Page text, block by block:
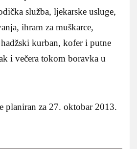
služba, ljekarske usluge,
ihram za muškarce,
hadžski kurban, kofer i putne
i večera tokom boravka u
planiran za 27. oktobar 2013.